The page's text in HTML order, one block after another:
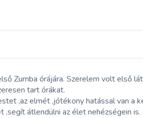
Zumba órájára. Szerelem volt első
tart órákat.
,az elmét ,jótékony hatással van a
,segít átlendülni az élet nehézségein is.